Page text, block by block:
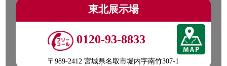
東北展示場
0120-93-8833
〒989-2412 宮城県名取市堀内字南竹307-1